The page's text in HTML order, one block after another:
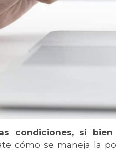
condiciones, si
cómo se maneja la